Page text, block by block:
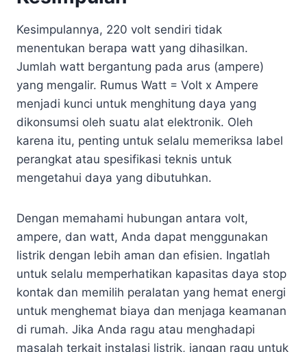
Kesimpulannya, 220 volt sendiri tidak
menentukan berapa watt yang dihasilkan.
Jumlah watt bergantung pada arus (ampere)
yang mengalir. Rumus Watt = Volt x Ampere
menjadi kunci untuk menghitung daya yang
dikonsumsi oleh suatu alat elektronik. Oleh
karena itu, penting untuk selalu memeriksa label
perangkat atau spesifikasi teknis untuk
mengetahui daya yang dibutuhkan.
Dengan memahami hubungan antara volt,
ampere, dan watt, Anda dapat menggunakan
listrik dengan lebih aman dan efisien. Ingatlah
untuk selalu memperhatikan kapasitas daya stop
kontak dan memilih peralatan yang hemat energi
untuk menghemat biaya dan menjaga keamanan
di rumah. Jika Anda ragu atau menghadapi
masalah terkait instalasi listrik, jangan ragu untuk